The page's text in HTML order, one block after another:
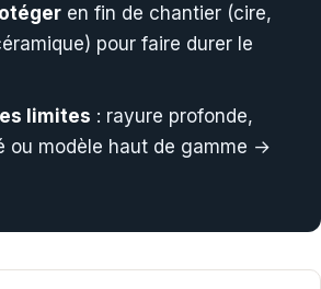
en fin de chantier (cire,
pour faire durer le
limites : rayure profonde,
ou modèle haut de gamme →